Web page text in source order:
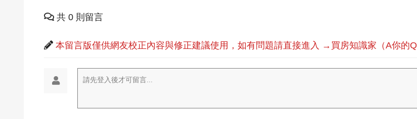
共 0 則留言
本留言版僅供網友校正內容與修正建議使用，如有問題請直接進入 →買房知識家（A你的Q
請先登入後才可留言...